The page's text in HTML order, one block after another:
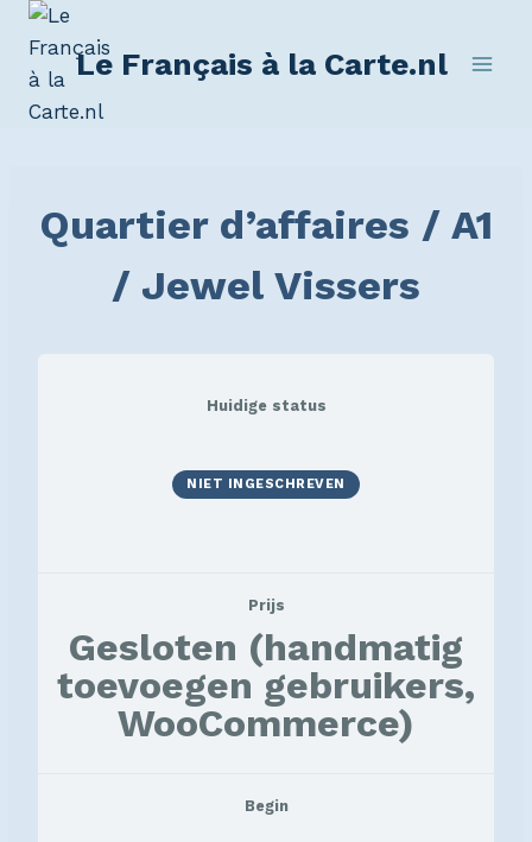
Le Français à la Carte.nl
Quartier d’affaires / A1
/ Jewel Vissers
Huidige status
NIET INGESCHREVEN
Prijs
Gesloten (handmatig
toevoegen gebruikers,
WooCommerce)
Begin